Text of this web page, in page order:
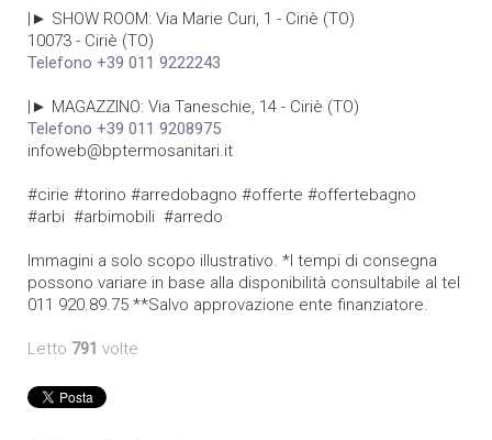
|► SHOW ROOM: Via Marie Curi, 1 - Ciriè (TO)
10073 - Ciriè (TO)
Telefono +39 011 9222243
|► MAGAZZINO: Via Taneschie, 14 - Ciriè (TO)
Telefono +39 011 9208975
infoweb@bptermosanitari.it
#cirie #torino #arredobagno #offerte #offertebagno
#arbi #arbimobili #arredo
Immagini a solo scopo illustrativo. *I tempi di consegna
possono variare in base alla disponibilità consultabile al tel
011 920.89.75 **Salvo approvazione ente finanziatore.
Letto 791 volte